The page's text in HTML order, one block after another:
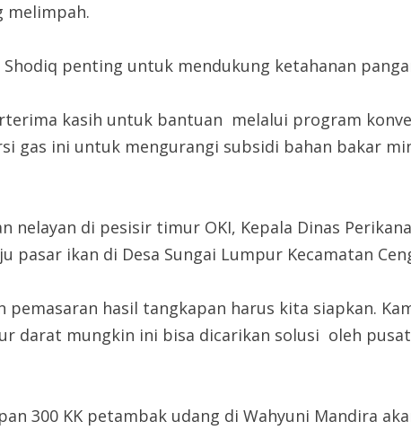
melimpah.
penting untuk mendukung ketahanan
kasih untuk bantuan melalui program
gas ini untuk mengurangi subsidi bahan bakar
nelayan di pesisir timur OKI, Kepala Dinas
pasar ikan di Desa Sungai Lumpur Kecamatan
pemasaran hasil tangkapan harus kita siapkan.
darat mungkin ini bisa dicarikan solusi oleh
300 KK petambak udang di Wahyuni Mandira